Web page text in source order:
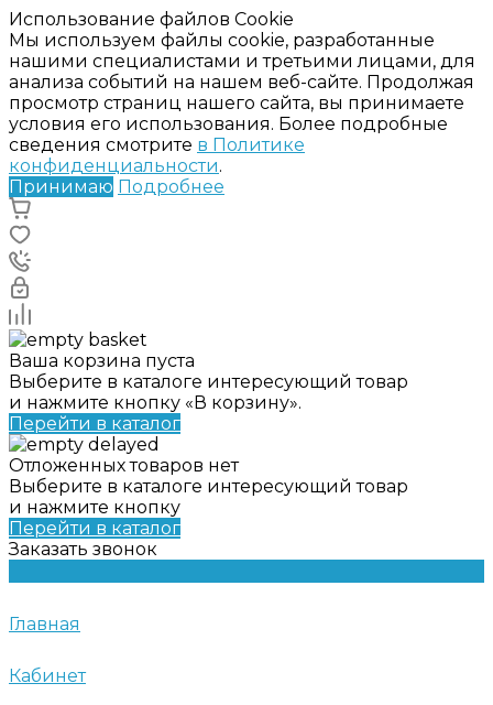
Использование файлов Cookie
Мы используем файлы cookie, разработанные
нашими специалистами и третьими лицами, для
анализа событий на нашем веб-сайте. Продолжая
просмотр страниц нашего сайта, вы принимаете
условия его использования. Более подробные
сведения смотрите в Политике
конфиденциальности.
Принимаю Подробнее
Ваша корзина пуста
Выберите в каталоге интересующий товар
и нажмите кнопку «В корзину».
Перейти в каталог
Отложенных товаров нет
Выберите в каталоге интересующий товар
и нажмите кнопку
Перейти в каталог
Заказать звонок
Главная
Кабинет